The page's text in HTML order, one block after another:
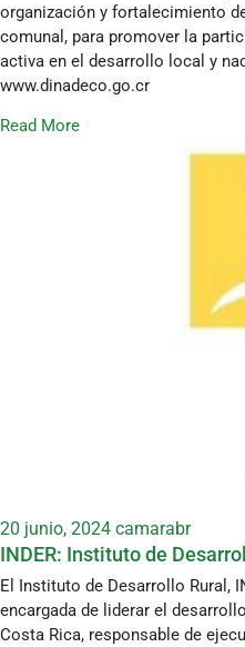
organización y fortalecimiento
comunal, para promover la
activa en el desarrollo local y
www.dinadeco.go.cr
Read More
20 junio, 2024 camarabr
INDER: Instituto de
El Instituto de Desarrollo Rural,
encargada de liderar el
Costa Rica, responsable de